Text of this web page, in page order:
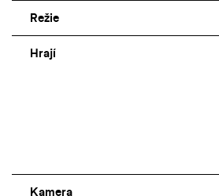
Režie
Hrají
Kamera